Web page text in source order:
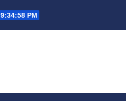
9:34:58 PM